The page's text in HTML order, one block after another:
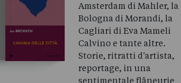
Amsterdam di Mahler, la
Bologna di Morandi, la
Cagliari di Eva Mameli
Calvino e tante altre.
Storie, ritratti d'artista,
reportage, in una
sentimentale flâneurie